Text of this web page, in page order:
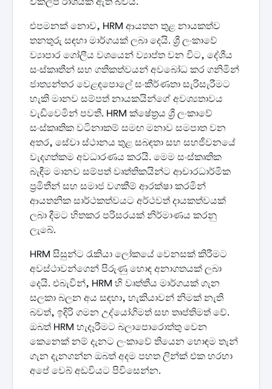
එපමනක් නොව, HRM ආයතන තුළ නායකත්ව
තනතුරු සඳහා මාර්ගයක් ලබා දෙයි. ශ්‍රී ලංකාවේ
ව්‍යාපාර ගෝලීය වශයෙන් ව්‍යාප්ත වන විට, දේශීය
සංස්කෘතීන් සහ ගතිකත්වයන් අවබෝධ කර ගනිමින්
ජාත්‍යන්තර වෙළඳපොලේ සංකීර්ණතා සැරිසැරීමට
හැකි මානව සම්පත් නායකයින්ගේ අවශ්‍යතාවය
වැඩිවෙමින් පවතී. HRM ක්ෂේත්‍රය ශ්‍රී ලංකාවේ
සංස්කෘතික වටිනාකම් සමඟ මනාව සමපාත වන
අතර, සේවා ස්ථානය තුළ සබඳතා සහ සහජීවනයේ
වැදගත්කම අවධාරණය කරයි. මෙම සංස්කෘතික
බැඳීම මානව සම්පත් වෘත්තිකයින්ට ආචාරධාර්මික
ප්‍රමිතීන් සහ සමාජ වගකීම් ආරක්ෂා කරමින්
ආයතනික සාර්ථකත්වයට අර්ථවත් දායකත්වයක්
ලබා දීමට හිතකර පරිසරයක් නිර්මාණය කරනු
ලැබේ.
HRM සිසුන්ට රැකියා ලෝකයේ වෙනසක් කිරීමට
අවස්ථාවන්ගෙන් පිරුණු හොඳ අනාගතයක් ලබා
දෙයි. එබැවින්, HRM හි වෘත්තීය මාර්ගයක් ගැන
සලකා බලන අය සඳහා, හැකියාවන් නිමක් නැති
බවත්, ඉදිරි ගමන උද්යෝගිමත් සහ තෘප්තිමත් වේ.
ඔබත් HRM හැදෑරීමට බලාපොරොත්තු වෙන
කෙනෙක් නම් දැනට ලංකාවේ තියෙන හොඳම තැන්
ගැන දැනගන්න ඔබත් අදම පහත ලින්ක් එක හරහා
අපේ වෙබ් අඩවියට පිවිසෙන්න.